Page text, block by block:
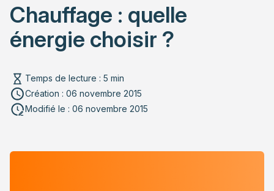
Services
Actualités
Rechercher un article
Chauffage : quelle
énergie choisir ?
Temps de lecture : 5 min
Création : 06 novembre 2015
Modifié le : 06 novembre 2015